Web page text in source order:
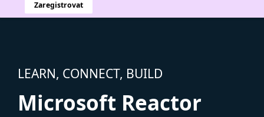
Zaregistrovat
LEARN, CONNECT, BUILD
Microsoft Reactor